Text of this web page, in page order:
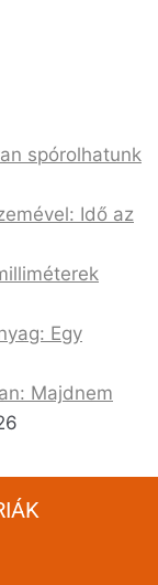
spórolhatunk
Idő az
Egy
Majdnem